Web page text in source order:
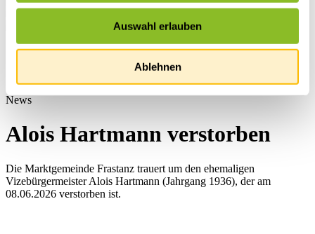
Auswahl erlauben
Ablehnen
Startseite
News
Alois Hartmann verstorben
Die Marktgemeinde Frastanz trauert um den ehemaligen
Vizebürgermeister Alois Hartmann (Jahrgang 1936), der am
08.06.2026 verstorben ist.